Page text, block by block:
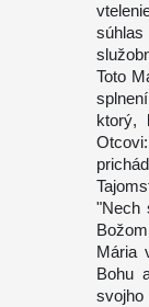
Toto
ktorý,
"Nech
Mária
Bohu